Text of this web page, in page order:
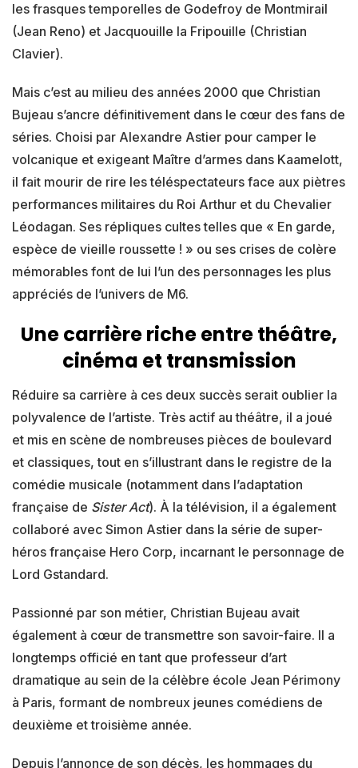
les frasques temporelles de Godefroy de Montmirail
(Jean Reno) et Jacquouille la Fripouille (Christian
Clavier).
Mais c’est au milieu des années 2000 que Christian
Bujeau s’ancre définitivement dans le cœur des fans de
séries. Choisi par Alexandre Astier pour camper le
volcanique et exigeant Maître d’armes dans Kaamelott,
il fait mourir de rire les téléspectateurs face aux piètres
performances militaires du Roi Arthur et du Chevalier
Léodagan. Ses répliques cultes telles que « En garde,
espèce de vieille roussette ! » ou ses crises de colère
mémorables font de lui l’un des personnages les plus
appréciés de l’univers de M6.
Une carrière riche entre théâtre,
cinéma et transmission
Réduire sa carrière à ces deux succès serait oublier la
polyvalence de l’artiste. Très actif au théâtre, il a joué
et mis en scène de nombreuses pièces de boulevard
et classiques, tout en s’illustrant dans le registre de la
comédie musicale (notamment dans l’adaptation
française de Sister Act). À la télévision, il a également
collaboré avec Simon Astier dans la série de super-
héros française Hero Corp, incarnant le personnage de
Lord Gstandard.
Passionné par son métier, Christian Bujeau avait
également à cœur de transmettre son savoir-faire. Il a
longtemps officié en tant que professeur d’art
dramatique au sein de la célèbre école Jean Périmony
à Paris, formant de nombreux jeunes comédiens de
deuxième et troisième année.
Depuis l’annonce de son décès, les hommages du